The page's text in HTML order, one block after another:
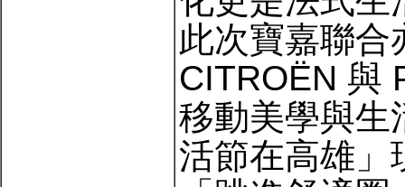
此次寶嘉聯合
CITROËN 與
移動美學與生
活節在高雄」